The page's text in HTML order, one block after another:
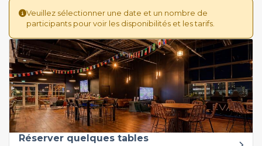
Veuillez sélectionner une date et un nombre de
participants pour voir les disponibilités et les tarifs.
Réserver quelques tables